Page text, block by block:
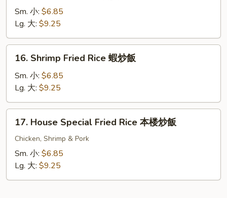
Fried
Rice
牛
炒
Sm. 小: $6.85
Lg. 大: $9.25
16.
Shrimp
Fried
Rice
蝦
炒
16. Shrimp Fried Rice 蝦炒飯
Sm. 小: $6.85
Lg. 大: $9.25
17.
House
Special
Fried
Rice
17. House Special Fried Rice 本楼炒飯
Chicken, Shrimp & Pork
Sm. 小: $6.85
Lg. 大: $9.25